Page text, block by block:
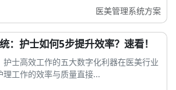
医美管理系统方案
：护士如何5步提升效率？速看！
护士高效工作的五大数字化利器在医美行业
工作的效率与质量直接...